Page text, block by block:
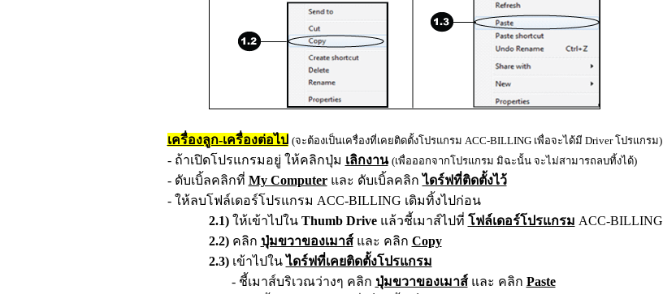
เครื่องลูก-เครื่องต่อไป (จะต้องเป็นเครื่องที่เคยติดตั้งโปรแกรม ACC-BILLING เพื่อจะได้มี Driver โปรแกรม)
- ถ้าเปิดโปรแกรมอยู่ ให้คลิกปุ่ม เลิกงาน (เพื่อออกจากโปรแกรม มิฉะนั้น จะไม่สามารถลบทิ้งได้)
- ดับเบิ้ลคลิกที่ My Computerและ ดับเบิ้ลคลิกไดร์ฟที่ติดตั้งไว้
- ให้ลบโฟล์เดอร์โปรแกรม ACC-BILLING เดิมทิ้งไปก่อน
2.1) ให้เข้าไปในThumb Drive แล้วชี้เมาส์ไปที่ โฟล์เดอร์โปรแกรม ACC-BILLING
2.2) คลิก ปุ่มขวาของเมาส์และ คลิก Copy
2.3) เข้าไปในไดร์ฟที่เคยติดตั้งโปรแกรม
- ชี้เมาส์บริเวณว่างๆ คลิก ปุ่มขวาของเมาส์และ คลิก Paste